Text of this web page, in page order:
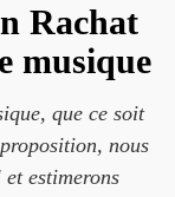
Rachat
musique
que ce soit
nous
estimerons